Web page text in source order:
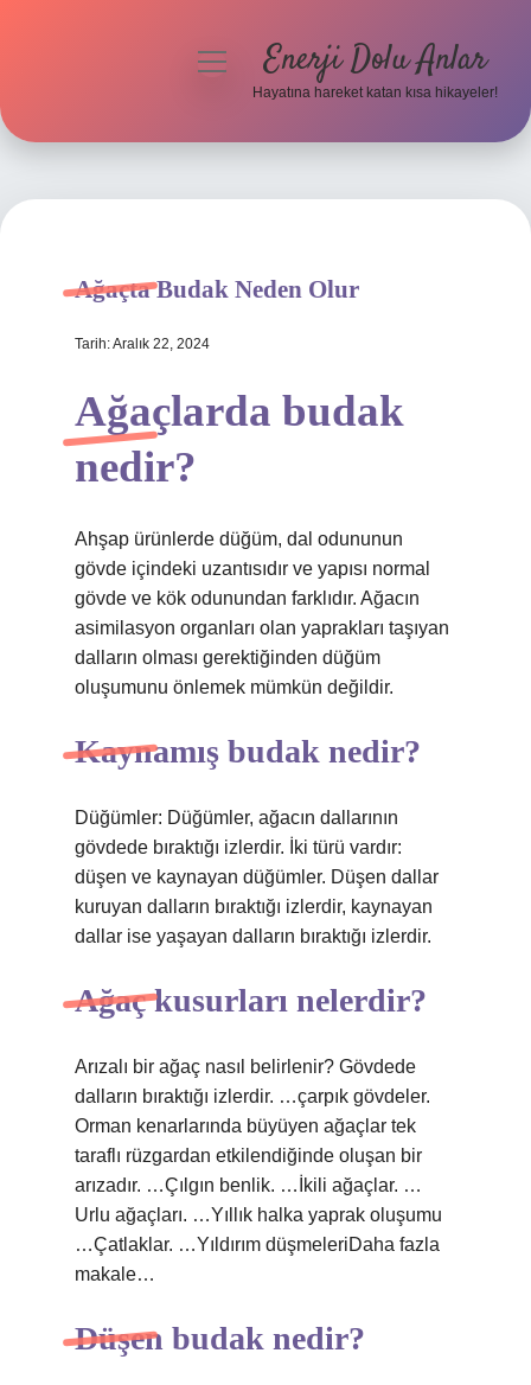
Hakkımızda
menüyüEnerji Dolu Anlar
Hayatına hareket katan kısa hikayeler!
Ağaçta Budak Neden Olur
Tarih: Aralık 22, 2024
Ağaçlarda budak
nedir?
Ahşap ürünlerde düğüm, dal odununun
gövde içindeki uzantısıdır ve yapısı normal
gövde ve kök odunundan farklıdır. Ağacın
asimilasyon organları olan yaprakları taşıyan
dalların olması gerektiğinden düğüm
oluşumunu önlemek mümkün değildir.
Kaynamış budak nedir?
Düğümler: Düğümler, ağacın dallarının
gövdede bıraktığı izlerdir. İki türü vardır:
düşen ve kaynayan düğümler. Düşen dallar
kuruyan dalların bıraktığı izlerdir, kaynayan
dallar ise yaşayan dalların bıraktığı izlerdir.
Ağaç kusurları nelerdir?
Arızalı bir ağaç nasıl belirlenir? Gövdede
dalların bıraktığı izlerdir. …çarpık gövdeler.
Orman kenarlarında büyüyen ağaçlar tek
taraflı rüzgardan etkilendiğinde oluşan bir
arızadır. …Çılgın benlik. …İkili ağaçlar. …
Urlu ağaçları. …Yıllık halka yaprak oluşumu
…Çatlaklar. …Yıldırım düşmeleriDaha fazla
makale…
Düşen budak nedir?